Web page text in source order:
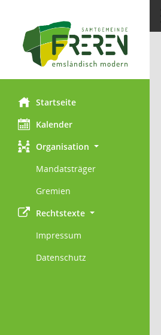
Startseite
Kalender
Organisation
Mandatsträger
Gremien
Rechtstexte
Impressum
Datenschutz